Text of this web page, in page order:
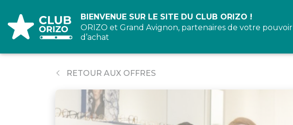
BIENVENUE SUR LE SITE DU CLUB ORIZO !
ORIZO et Grand Avignon, partenaires de votre pouvoir
d’achat
RETOUR AUX OFFRES